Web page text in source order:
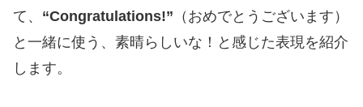
て、 “Congratulations!” （おめでとうございます）
と一緒に使う、素晴らしいな！と感じた表現を紹介
します。